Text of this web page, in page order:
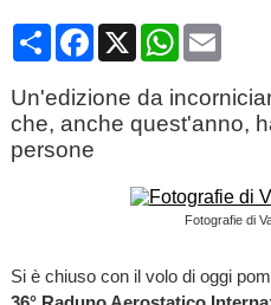
CondividiFacebook
X WhatsApp
Email
Un'edizione da
che, anche quest'anno,
persone
Fotografie di
Si è chiuso con il volo di oggi